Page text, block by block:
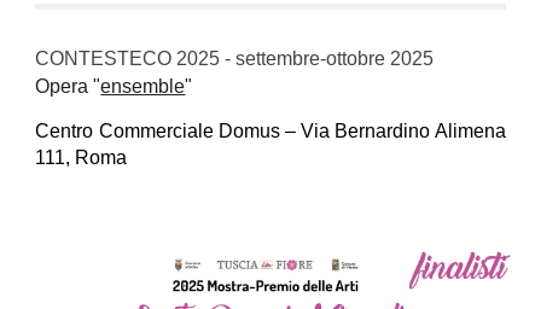
CONTESTECO 2025 -settembre-ottobre 2025
Opera "ensemble"
Centro Commerciale Domus – Via Bernardino Alimena
111, Roma